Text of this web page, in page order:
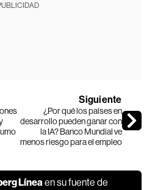
Siguiente
¿Por qué los países en
desarrollo pueden ganar con
la IA? Banco Mundial ve
menos riesgo para el empleo
Líneaen su fuente de